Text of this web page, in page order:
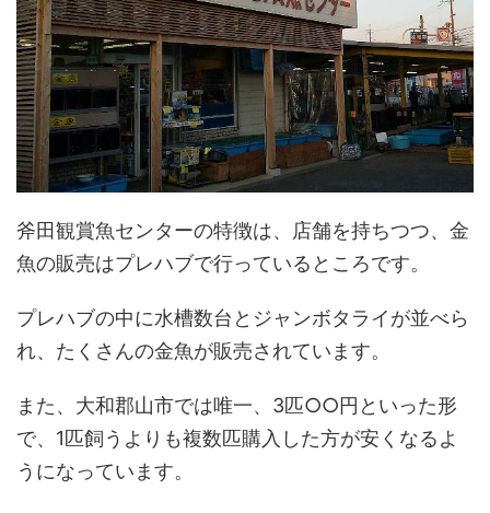
斧田観賞魚センターの特徴は、店舗を持ちつつ、金
魚の販売はプレハブで行っているところです。
プレハブの中に水槽数台とジャンボタライが並べら
れ、たくさんの金魚が販売されています。
また、大和郡山市では唯一、3匹○○円といった形
で、1匹飼うよりも複数匹購入した方が安くなるよ
うになっています。